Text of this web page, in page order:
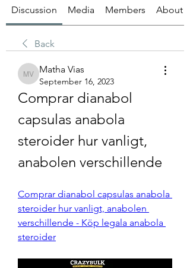
Discussion Media Members About
Back
Matha Vias
Matha Vias
September 16, 2023
Comprar dianabol
capsulas anabola
steroider hur vanligt,
anabolen verschillende
Comprar dianabol capsulas anabola
steroider hur vanligt, anabolen
verschillende - Köp legala anabola
steroider